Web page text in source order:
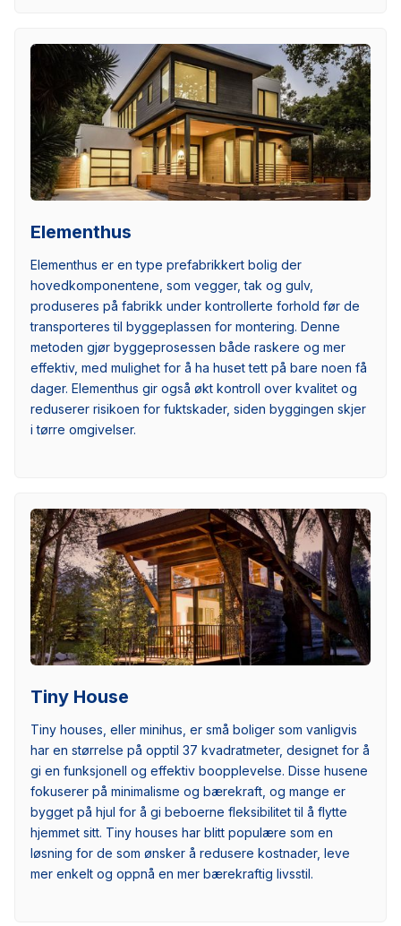
Elementhus
Elementhus er en type prefabrikkert bolig der
hovedkomponentene, som vegger, tak og gulv,
produseres på fabrikk under kontrollerte forhold før de
transporteres til byggeplassen for montering. Denne
metoden gjør byggeprosessen både raskere og mer
effektiv, med mulighet for å ha huset tett på bare noen få
dager. Elementhus gir også økt kontroll over kvalitet og
reduserer risikoen for fuktskader, siden byggingen skjer
i tørre omgivelser.
Tiny House
Tiny houses, eller minihus, er små boliger som vanligvis
har en størrelse på opptil 37 kvadratmeter, designet for å
gi en funksjonell og effektiv boopplevelse. Disse husene
fokuserer på minimalisme og bærekraft, og mange er
bygget på hjul for å gi beboerne fleksibilitet til å flytte
hjemmet sitt. Tiny houses har blitt populære som en
løsning for de som ønsker å redusere kostnader, leve
mer enkelt og oppnå en mer bærekraftig livsstil.